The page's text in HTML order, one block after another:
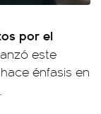
por el
este
énfasis en